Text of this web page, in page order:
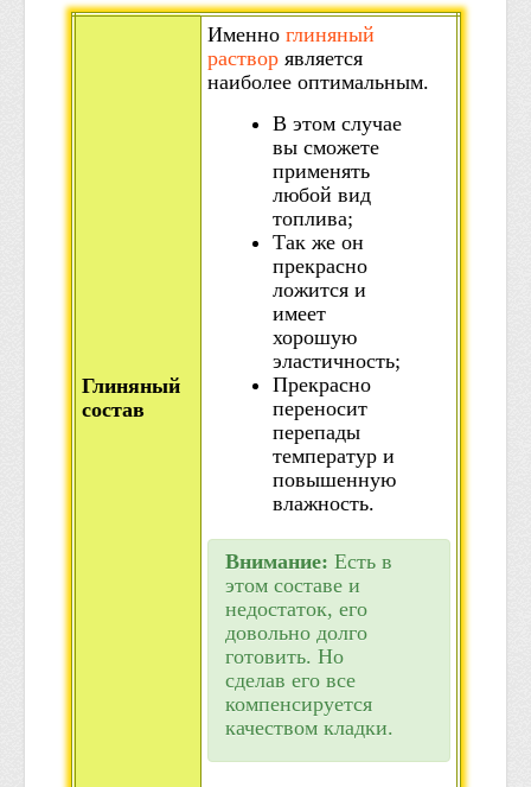
Глиняный
состав
Именно глиняный
растворявляется
наиболее оптимальным.
В этом случае
вы сможете
применять
любой вид
топлива;
Так же он
прекрасно
ложится и
имеет
хорошую
эластичность;
Прекрасно
переносит
перепады
температур и
повышенную
влажность.
Внимание: Есть в
этом составе и
недостаток, его
довольно долго
готовить. Но
сделав его все
компенсируется
качеством кладки.